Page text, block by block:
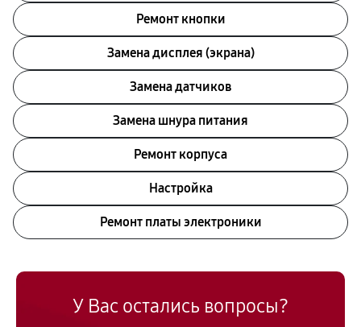
Ремонт кнопки
Замена дисплея (экрана)
Замена датчиков
Замена шнура питания
Ремонт корпуса
Настройка
Ремонт платы электроники
У Вас остались вопросы?